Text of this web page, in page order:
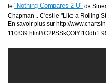
le "Nothing Compares 2 U" de
Chapman... C'est le "Like a Rolling
En savoir plus sur http://